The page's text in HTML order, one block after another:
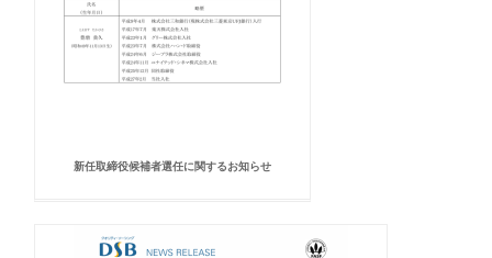
新任取締役候補者選任に関するお知らせ